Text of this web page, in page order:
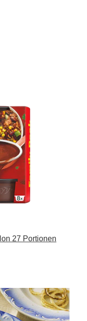
27 Portionen